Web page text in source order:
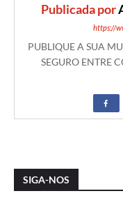
Publicada por
https://
PUBLIQUE A SUA
SEGURO ENTRE
SIGA-NOS